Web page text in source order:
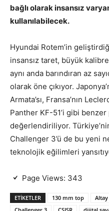
bağlı olarak insansız
kullanılabilecek.
Hyundai Rotem’in
insansız taret, büyük
aynı anda barındıran az
olarak öne çıkıyor.
Armata’sı, Fransa’nın
Panther KF-51’i gibi
değerlendiriliyor.
Challenger 3’ü de bu yeni
teknolojik eğilimleri
Page Views: 343
ETIKETLER 130 mm top Altay